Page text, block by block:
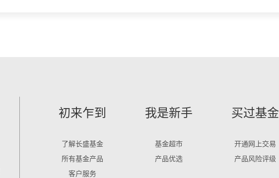
初来乍到
了解长盛基金
所有基金产品
客户服务
我是新手
基金超市
产品优选
买过基金
开通网上交易
产品风险评级